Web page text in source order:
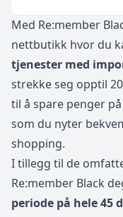
Med Re:member
nettbutikk hvor du
tjenester med
strekke seg opptil
til å spare penger
som du nyter
shopping.
I tillegg til de
Re:member Black
periode på hele 45